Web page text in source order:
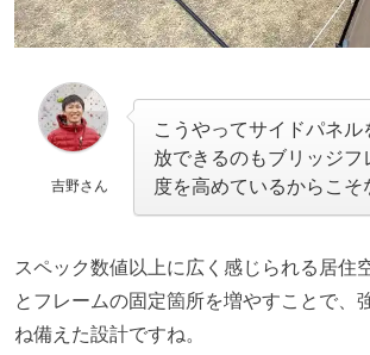
吉野さん
こうやってサイドパネ
放できるのもブリッジフ
度を高めているからこそ
スペック数値以上に広く感じられる居住
とフレームの固定箇所を増やすことで、
ね備えた設計ですね。